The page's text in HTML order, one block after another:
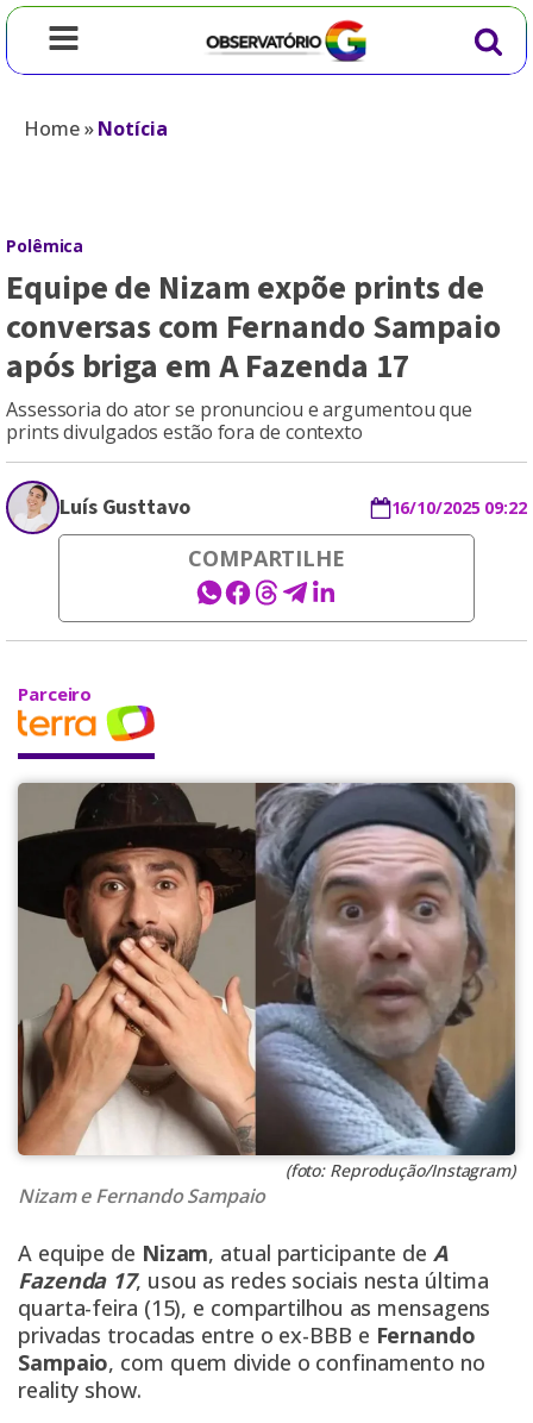
Home»Notícia
Polêmica
Equipe de Nizam expõe prints de
conversas com Fernando Sampaio
após briga em A Fazenda 17
Assessoria do ator se pronunciou e argumentou que
prints divulgados estão fora de contexto
Luís Gusttavo 16/10/2025 09:22
COMPARTILHE
Parceiro
(foto: Reprodução/Instagram)
Nizam e Fernando Sampaio
A equipe de Nizam, atual participante de A
Fazenda 17, usou as redes sociais nesta última
quarta-feira (15), e compartilhou as mensagens
privadas trocadas entre o ex-BBB e Fernando
Sampaio, com quem divide o confinamento no
reality show.